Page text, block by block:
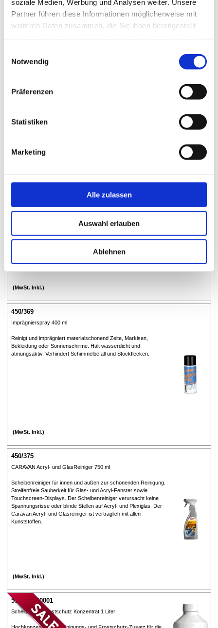
soziale Medien, Werbung und Analysen weiter. Unsere
Partner führen diese Informationen möglicherweise mit
weiteren Daten zusammen, die Sie ihnen bereitgestellt
Notwendig
Präferenzen
Statistiken
Marketing
Alle zulassen
Auswahl erlauben
Ablehnen
450/332
an. Geeignet für Zelte, Markisen usw. PE-Flasche.
Reinigt und imprägniert materialschonend Zelte, Markisen,
atmungsaktiv. Verhindert Schimmelbefall und Stockflecken.
(MwSt. Inkl.)
450/369
Imprägnierspray 400 ml
Reinigt und imprägniert materialschonend Zelte, Markisen,
Bekleidung oder Sonnenschirme. Hält wasserdicht und
atmungsaktiv. Verhindert Schimmelbefall und Stockflecken.
(MwSt. Inkl.)
450/375
CARAVAN Acryl- und GlasReiniger 750 ml
Scheibenreiniger für innen und außen zur schonenden Reinigung.
Streifenfreie Sauberkeit für Glas- und Acryl-Fenster sowie
Touchscreen-Displays. Der Scheibenreiniger verursacht keine
Spannungsrisse oder blinde Stellen auf Acryl- und Plexiglas. Der
Caravan Acryl- und Glasreiniger ist verträglich mit allen
Kunststoffen.
(MwSt. Inkl.)
59H210600001
Scheibenklar Frostschutz Konzentrat 1 Liter